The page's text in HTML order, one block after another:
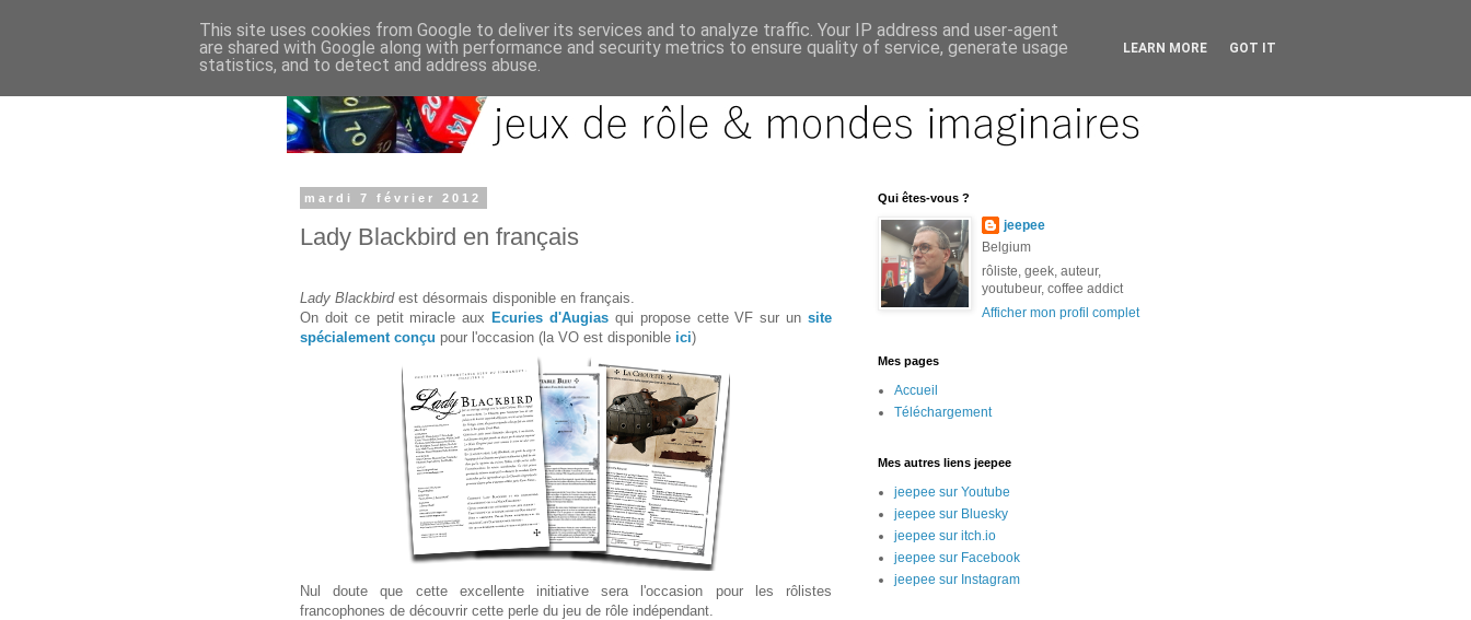
mardi 7 février 2012
Lady Blackbird en français
Lady Blackbirdest désormais disponible en français.
On doit ce petit miracle auxEcuries d'Augias qui propose cette VF sur unsite
spécialement conçu pour l'occasion (la VO est disponible ici)
Nul doute que cette excellente initiative sera l'occasion pour les rôlistes
francophones de découvrir cette perle du jeu de rôle indépendant.
Qui êtes-vous ?
jeepee
Belgium
rôliste, geek, auteur,
youtubeur, coffee addict
Afficher mon profil complet
Mes pages
Accueil
Téléchargement
Mes autres liens jeepee
jeepee sur Youtube
jeepee sur Bluesky
jeepee sur itch.io
jeepee sur Facebook
jeepee sur Instagram
This site uses cookies from Google to deliver its services and to analyze traffic. Your IP address and user-agent
are shared with Google along with performance and security metrics to ensure quality of service, generate usage
statistics, and to detect and address abuse.
LEARN MORE GOT IT